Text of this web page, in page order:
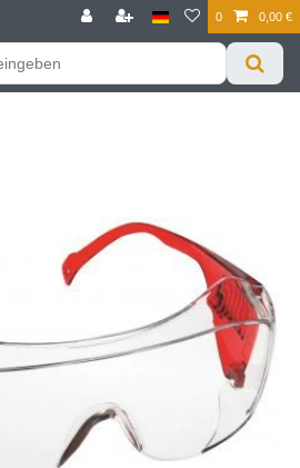
0 0,00 €
HIER registrieren!